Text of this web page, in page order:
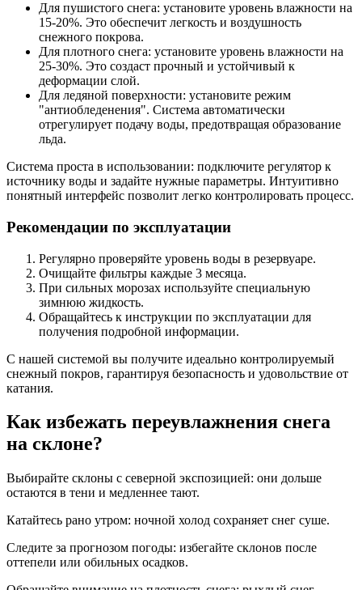
Для пушистого снега: установите уровень влажности на
15-20%. Это обеспечит легкость и воздушность
снежного покрова.
Для плотного снега: установите уровень влажности на
25-30%. Это создаст прочный и устойчивый к
деформации слой.
Для ледяной поверхности: установите режим
"антиобледенения". Система автоматически
отрегулирует подачу воды, предотвращая образование
льда.
Система проста в использовании: подключите регулятор к
источнику воды и задайте нужные параметры. Интуитивно
понятный интерфейс позволит легко контролировать процесс.
Рекомендации по эксплуатации
Регулярно проверяйте уровень воды в резервуаре.
Очищайте фильтры каждые 3 месяца.
При сильных морозах используйте специальную
зимнюю жидкость.
Обращайтесь к инструкции по эксплуатации для
получения подробной информации.
С нашей системой вы получите идеально контролируемый
снежный покров, гарантируя безопасность и удовольствие от
катания.
Как избежать переувлажнения снега
на склоне?
Выбирайте склоны с северной экспозицией: они дольше
остаются в тени и медленнее тают.
Катайтесь рано утром: ночной холод сохраняет снег суше.
Следите за прогнозом погоды: избегайте склонов после
оттепели или обильных осадков.